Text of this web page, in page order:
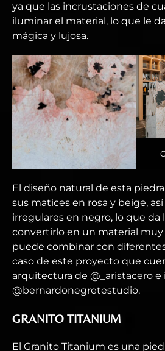
ya que las incrustaciones de
iluminar el material, lo que le
mágica y lujosa.
El diseño natural de esta
sus matices en rosa y beige,
irregulares en negro, lo que da
convertirlo en un material muy
puede combinar con
caso de este proyecto que
arquitectura de @_aristacero e
@bernardonegretestudio.
GRANITO TITANIUM
El Granito Titanium es una